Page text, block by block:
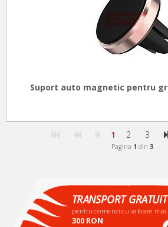
Suport auto magnetic pentru
1 2 3
Pagina 1 din 3
TRANSPORT GRATUIT
pentru comenzi cu valoare mai
300 RON